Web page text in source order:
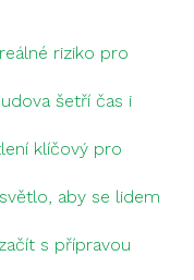
riziko pro
šetří čas i
klíčový pro
aby se lidem
s přípravou